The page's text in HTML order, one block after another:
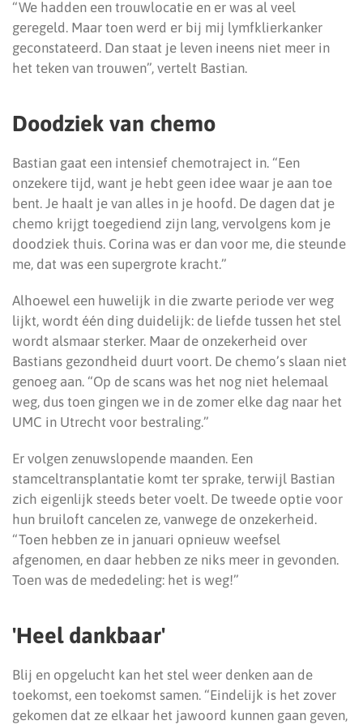
“We hadden een trouwlocatie en er was al veel
geregeld. Maar toen werd er bij mij lymfklierkanker
geconstateerd. Dan staat je leven ineens niet meer in
het teken van trouwen”, vertelt Bastian.
Doodziek van chemo
Bastian gaat een intensief chemotraject in. “Een
onzekere tijd, want je hebt geen idee waar je aan toe
bent. Je haalt je van alles in je hoofd. De dagen dat je
chemo krijgt toegediend zijn lang, vervolgens kom je
doodziek thuis. Corina was er dan voor me, die steunde
me, dat was een supergrote kracht.”
Alhoewel een huwelijk in die zwarte periode ver weg
lijkt, wordt één ding duidelijk: de liefde tussen het stel
wordt alsmaar sterker. Maar de onzekerheid over
Bastians gezondheid duurt voort. De chemo’s slaan niet
genoeg aan. “Op de scans was het nog niet helemaal
weg, dus toen gingen we in de zomer elke dag naar het
UMC in Utrecht voor bestraling.”
Er volgen zenuwslopende maanden. Een
stamceltransplantatie komt ter sprake, terwijl Bastian
zich eigenlijk steeds beter voelt. De tweede optie voor
hun bruiloft cancelen ze, vanwege de onzekerheid.
“Toen hebben ze in januari opnieuw weefsel
afgenomen, en daar hebben ze niks meer in gevonden.
Toen was de mededeling: het is weg!”
'Heel dankbaar'
Blij en opgelucht kan het stel weer denken aan de
toekomst, een toekomst samen. “Eindelijk is het zover
gekomen dat ze elkaar het jawoord kunnen gaan geven,